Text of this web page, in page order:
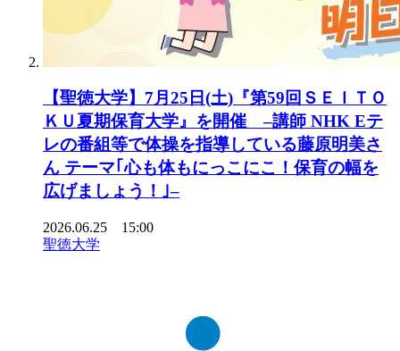
【聖徳大学】7月25日(土)『第59回ＳＥＩＴＯ
ＫＵ夏期保育大学』を開催 –講師 NHK Eテ
レの番組等で体操を指導している藤原明美さ
ん テーマ｢心も体もにっこにこ！保育の幅を
広げましょう！｣–
2026.06.25 15:00
聖徳大学